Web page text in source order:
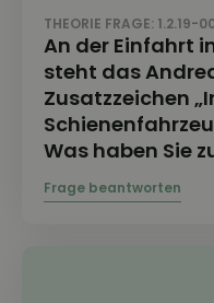
THEORIE FRAGE: 1.2.19-
An der Einfahrt
steht das
Zusatzzeichen
Was haben Sie